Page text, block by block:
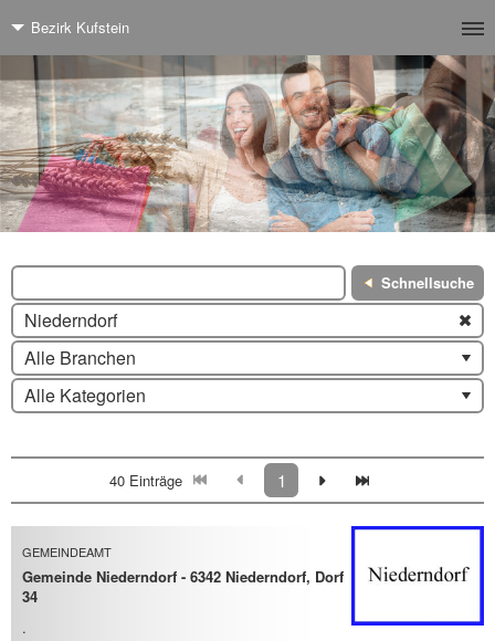
Bezirk Kufstein
Schnellsuche
Niederndorf
Alle Branchen
Alle Kategorien
40 Einträge 1
GEMEINDEAMT
Gemeinde Niederndorf - 6342 Niederndorf, Dorf
34
.